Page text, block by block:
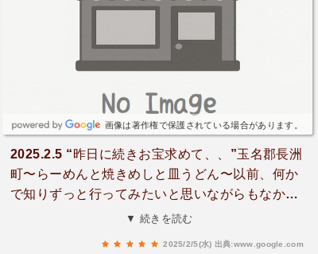
画像は著作権で保護されている場合があります。
2025.2.5 “昨日に続きお宝求めて、、”玉名郡長洲
町〜らーめんと焼きめしと皿うどん〜以前、何か
で知りずっと行ってみたいと思いながらもなかな
か行く事なかったあの店に昨日から引き続きで宝
▼ 続きを読む
2025/2/5(水) 出典:www.google.com